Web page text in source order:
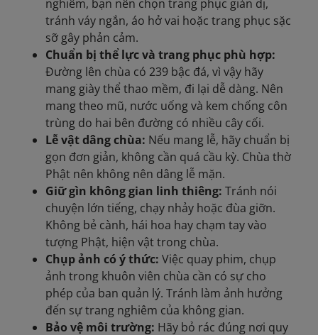
nghiêm, bạn nên chọn trang phục giản dị,
tránh váy ngắn, áo hở vai hoặc trang phục sặc
sỡ gây phản cảm.
Chuẩn bị thể lực và trang phục phù hợp:
Đường lên chùa có 239 bậc đá, vì vậy hãy
mang giày thể thao mềm, đi lại dễ dàng. Nên
mang theo mũ, nước uống và kem chống côn
trùng do hai bên đường có nhiều cây cối.
Lễ vật dâng chùa: Nếu mang lễ, hãy chuẩn bị
gọn đơn giản, không cần quá cầu kỳ. Chùa thờ
Phật nên không nên dâng lễ mặn.
Giữ gìn không gian linh thiêng: Tránh nói
chuyện lớn tiếng, chạy nhảy hoặc đùa giỡn.
Không bẻ cành, hái hoa hay chạm tay vào
tượng Phật, hiện vật trong chùa.
Chụp ảnh có ý thức: Việc quay phim, chụp
ảnh trong khuôn viên chùa cần có sự cho
phép của ban quản lý. Tránh làm ảnh hưởng
đến sự trang nghiêm của không gian.
Bảo vệ môi trường: Hãy bỏ rác đúng nơi quy